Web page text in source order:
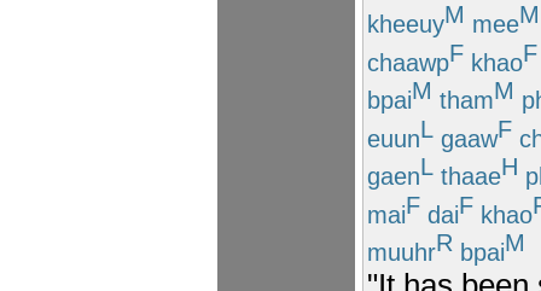
kheeuyM meeM
chaawpF khaoF
bpaiM thamM
euunL gaawF
gaenL thaaeH
maiF daiF khao
muuhrR bpaiM